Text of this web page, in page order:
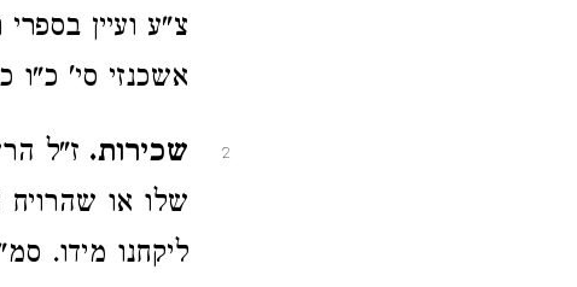
צ"ע ועיין
אשכנזי סי' כ"ו
2 שכירות. ז"ל
שלו או שהרויח
ליקחנו מידו.